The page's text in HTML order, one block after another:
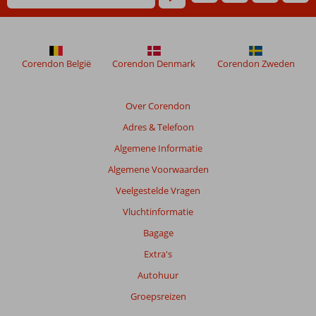
Over Corendon
Adres & Telefoon
Algemene Informatie
Algemene Voorwaarden
Veelgestelde Vragen
Vluchtinformatie
Bagage
Extra's
Autohuur
Groepsreizen
Corendon België Corendon Denmark Corendon Zweden